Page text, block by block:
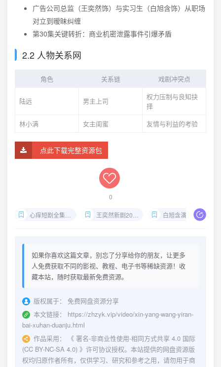
广告公司总监（王奕然饰）与实习生（白旭含饰）从职场
对立到暧昧纠缠
第30集关键转折：商业机密泄露事件引爆矛盾
2.2 人物关系网
角色 关系链 戏剧冲突点
陆远 男主上司
权力压制与良知抉
择
林小满
女主闺蜜 友情与利益的考验
点此下载完整资源包
0
心痒短剧全集下载 王奕然新剧2024 白旭含演技爆发
如果你喜欢这篇文章，别忘了分享给你的朋友，让更多
人免费获取不同的影视、教程、电子书等稀缺资源！收
藏本站，随时获取最新免费资源。
版权属于：
免费网盘资源分享
本文链接：
https://zhzyk.vip/video/xin-yang-wang-yiran-
bai-xuhan-duanju.html
作品采用：
《 署名-非商业性使用-相同方式共享 4.0 国际
(CC BY-NC-SA 4.0) 》许可协议授权。本站提供的网盘资源版
权均归原作者所有，仅供学习、研究和参考之用，请勿用于商